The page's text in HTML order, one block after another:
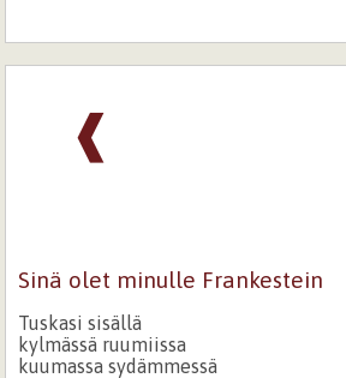
❰
Sinä olet minulle Frankestein
Tuskasi sisällä
kylmässä ruumiissa
kuumassa sydämmessä